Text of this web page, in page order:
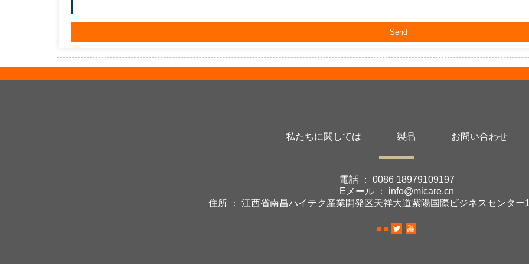
私たちに関しては 製品 お問い合わせ
電話 ：
0086 18979109197
Eメール ：
info@micare.cn
住所 ：
江西省南昌ハイテク産業開発区天祥大道紫陽国際ビジネスセンター